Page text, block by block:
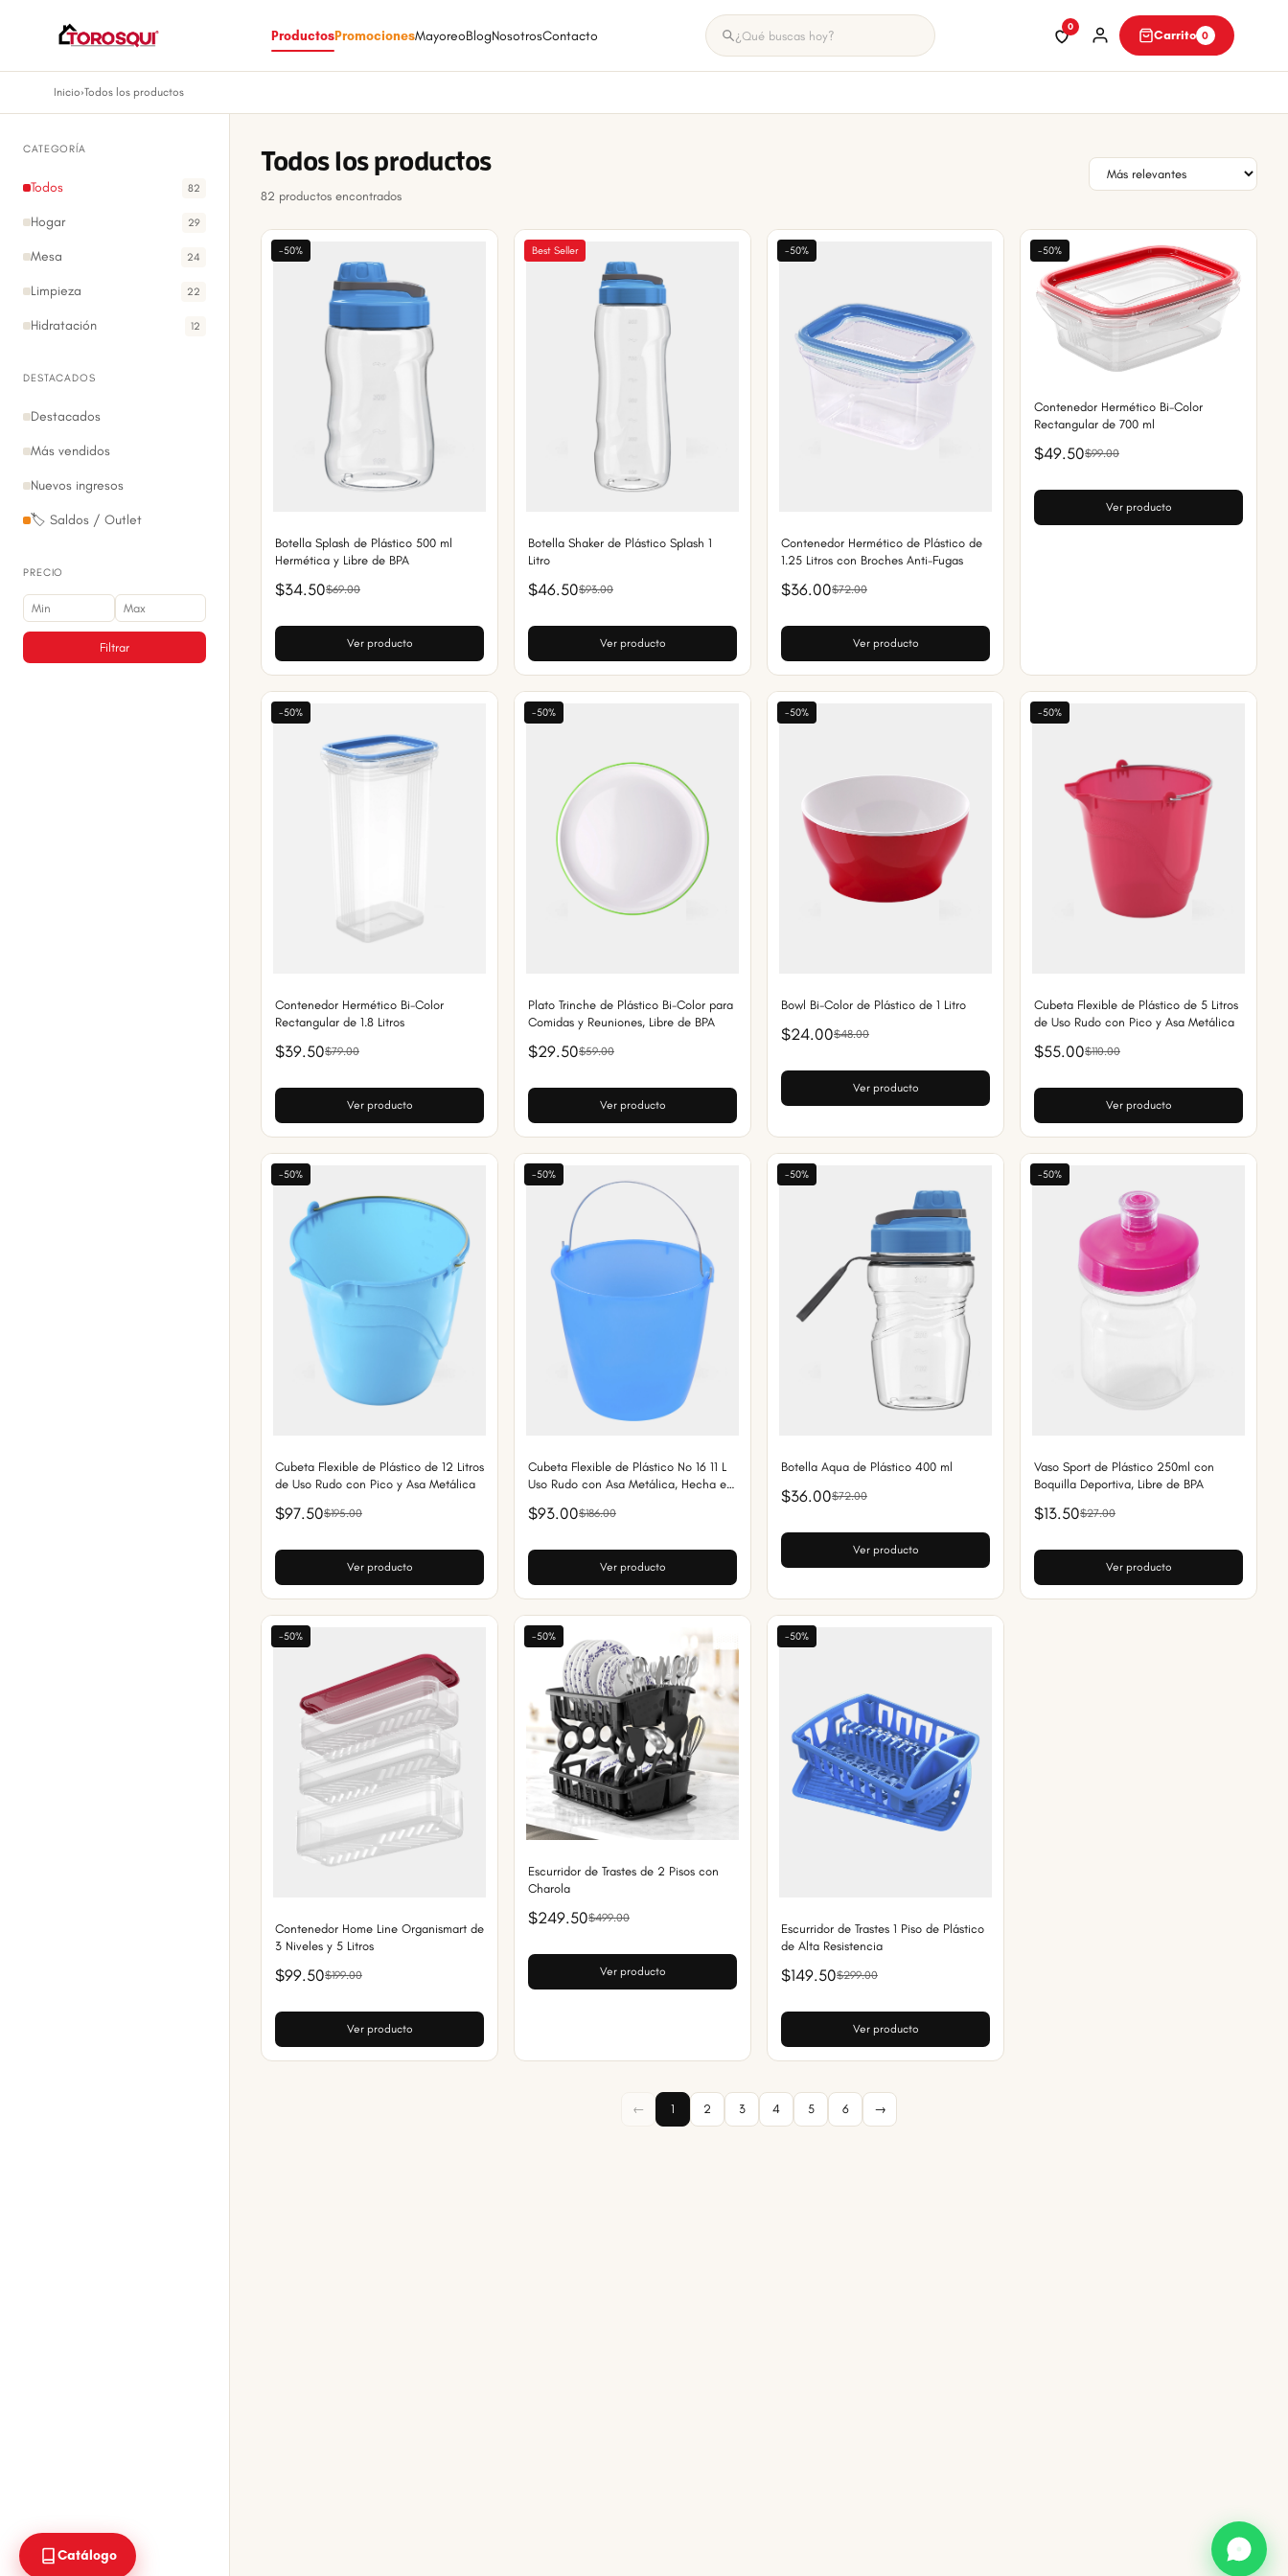
ProductosPromocionesMayoreoBlogNosotrosContacto
0
Carrito 0
Inicio›Todos los productos
CATEGORÍA
Todos 82
Hogar 29
Mesa 24
Limpieza 22
Hidratación 12
DESTACADOS
Destacados
Más vendidos
Nuevos ingresos
🏷️ Saldos / Outlet
PRECIO
Filtrar
Todos los productos
82 productos encontrados
-50%
Botella Splash de Plástico 500 ml
Hermética y Libre de BPA
$34.50$69.00
Ver producto
Best Seller
Botella Shaker de Plástico Splash 1
Litro
$46.50$93.00
Ver producto
-50%
Contenedor Hermético de Plástico de
1.25 Litros con Broches Anti-Fugas
$36.00$72.00
Ver producto
-50%
Contenedor Hermético Bi-Color
Rectangular de 700 ml
$49.50$99.00
Ver producto
-50%
Contenedor Hermético Bi-Color
Rectangular de 1.8 Litros
$39.50$79.00
Ver producto
-50%
Plato Trinche de Plástico Bi-Color para
Comidas y Reuniones, Libre de BPA
$29.50$59.00
Ver producto
-50%
Bowl Bi-Color de Plástico de 1 Litro
$24.00$48.00
Ver producto
-50%
Cubeta Flexible de Plástico de 5 Litros
de Uso Rudo con Pico y Asa Metálica
$55.00$110.00
Ver producto
-50%
Cubeta Flexible de Plástico de 12 Litros
de Uso Rudo con Pico y Asa Metálica
$97.50$195.00
Ver producto
-50%
Cubeta Flexible de Plástico No 16 11 L
Uso Rudo con Asa Metálica, Hecha en
$93.00$186.00
Ver producto
-50%
Botella Aqua de Plástico 400 ml
$36.00$72.00
Ver producto
-50%
Vaso Sport de Plástico 250ml con
Boquilla Deportiva, Libre de BPA
$13.50$27.00
Ver producto
-50%
Contenedor Home Line Organismart de
3 Niveles y 5 Litros
$99.50$199.00
Ver producto
-50%
Escurridor de Trastes de 2 Pisos con
Charola
$249.50$499.00
Ver producto
-50%
Escurridor de Trastes 1 Piso de Plástico
de Alta Resistencia
$149.50$299.00
Ver producto
← 1 2 3 4 5 6 →
Catálogo